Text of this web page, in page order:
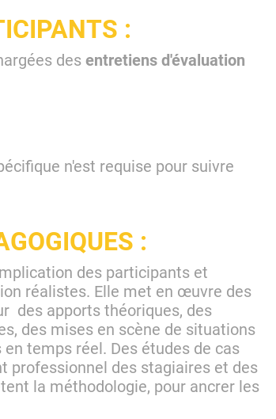
:
des entretiens d'évaluation
n'est requise pour suivre
:
des participants et
réalistes. Elle met en œuvre des
des apports théoriques, des
des mises en scène de situations
temps réel. Des études de cas
professionnel des stagiaires et des
la méthodologie, pour ancrer les